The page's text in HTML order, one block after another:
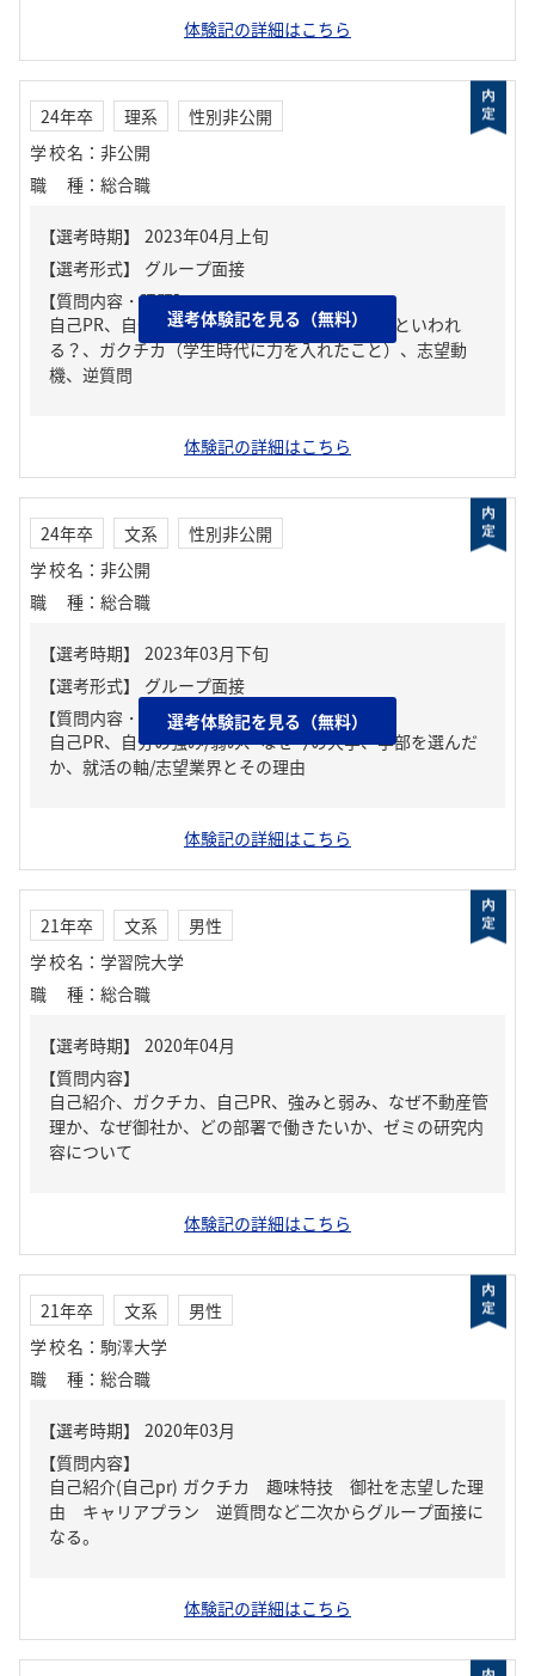
体験記の詳細はこちら
24年卒 理系
性別非公開
学校名 ： 非公開
職種 ： 総合職
【質問内容・課題】
自己PR、自分の強み/弱み、周りからどんな人といわれ
る？、ガクチカ（学生時代に力を入れたこと）、志望動
機、逆質問
選考体験記を見る（無料）
体験記の詳細はこちら
24年卒 文系
性別非公開
学校名 ： 非公開
職種 ： 総合職
【質問内容・課題】
自己PR、自分の強み/弱み、なぜ今の大学、学部を選んだ
か、就活の軸/志望業界とその理由
選考体験記を見る（無料）
体験記の詳細はこちら
21年卒 文系
男性
学校名 ： 学習院大学
職種 ： 総合職
【質問内容】
自己紹介、ガクチカ、自己PR、強みと弱み、なぜ不動産管
理か、なぜ御社か、どの部署で働きたいか、ゼミの研究内
容について
体験記の詳細はこちら
21年卒 文系
男性
学校名 ： 駒澤大学
職種 ： 総合職
【質問内容】
自己紹介(自己pr) ガクチカ 趣味特技 御社を志望した理
由 キャリアプラン 逆質問など二次からグループ面接に
なる。
体験記の詳細はこちら